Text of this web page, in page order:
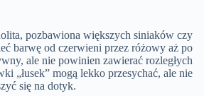
pozbawiona większych siniaków czy
barwę od czerwieni przez różowy aż po
ale nie powinien zawierać rozległych
„łusek” mogą lekko przesychać, ale nie
się na dotyk.